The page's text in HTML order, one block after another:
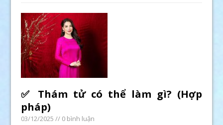
✅ Thám tử có thể làm gì? (Hợp
pháp)
03/12/2025 // 0 bình luận